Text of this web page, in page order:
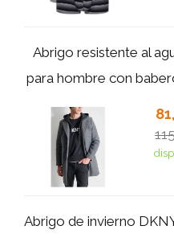
Abrigo resistente al
para hombre con
Abrigo de invierno